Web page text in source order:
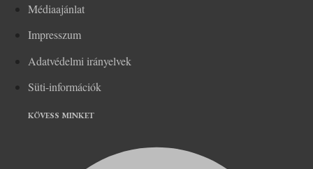
Médiaajánlat
Impresszum
Adatvédelmi irányelvek
Süti-információk
KÖVESS MINKET